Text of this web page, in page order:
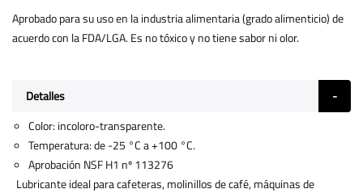
Aprobado para su uso en la industria alimentaria (grado alimenticio) de
acuerdo con la FDA/LGA. Es no tóxico y no tiene sabor ni olor.
Detalles
Color: incoloro-transparente.
Temperatura: de -25 °C a +100 °C.
Aprobación NSF H1 nº 113276
Lubricante ideal para cafeteras, molinillos de café, máquinas de